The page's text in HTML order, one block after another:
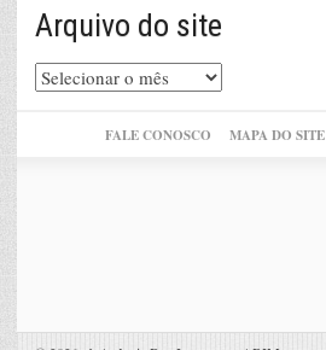
Arquivo do site
Arquivo
do
FALE CONOSCO MAPA DO SITE